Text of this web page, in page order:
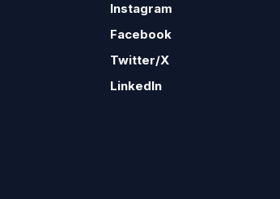
Instagram
Facebook
Twitter/X
LinkedIn